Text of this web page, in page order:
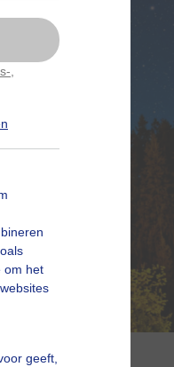
om het
geeft,
pop-up